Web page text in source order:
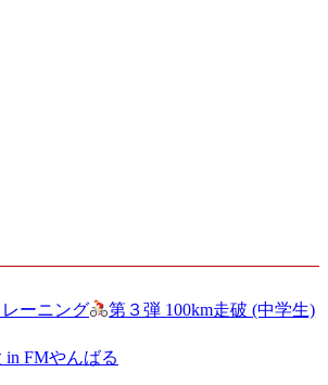
ーニング 第３弾 100km走破 (中学生)
in FMやんばる